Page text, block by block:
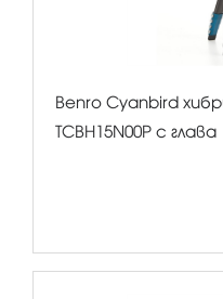
Benro Cyanbird
TCBH15N00P с глава